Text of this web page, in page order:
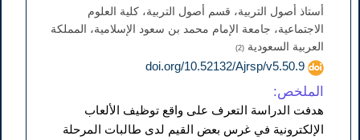
أستاذ أصول التربية، قسم أصول التربية، كلية العلوم
الاجتماعية، جامعة الإمام محمد بن سعود الإسلامية، المملكة
العربية السعودية (2)
doi.org/10.52132/Ajrsp/v5.50.9
الملخص:
هدفت الدراسة التعرف على واقع توظيف الألعاب
الإلكترونية في غرس بعض القيم لدى طالبات المرحلة